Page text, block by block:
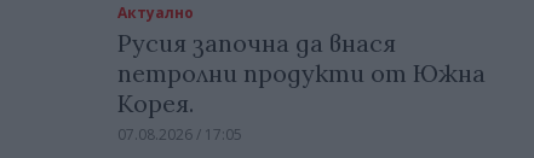
Актуално
Русия започна да внася
петролни продукти от Южна
Корея.
07.08.2026 / 17:05